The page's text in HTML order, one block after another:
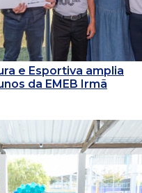
e Esportiva amplia
da EMEB Irmã